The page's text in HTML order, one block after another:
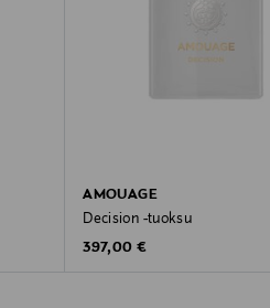
AMOUAGE
Decision -tuoksu
Original Price
397,00 €